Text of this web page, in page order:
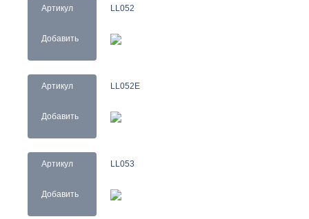
Артикул
Добавить
LL052
Артикул
Добавить
LL052E
Артикул
Добавить
LL053